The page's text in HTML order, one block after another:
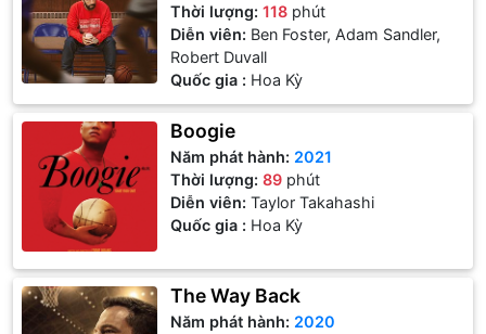
Thời lượng:118 phút
Diễn viên: Ben Foster, Adam Sandler,
Robert Duvall
Quốc gia : Hoa Kỳ
Boogie
Năm phát hành: 2021
Thời lượng:89 phút
Diễn viên:Taylor Takahashi
Quốc gia : Hoa Kỳ
The Way Back
Năm phát hành: 2020